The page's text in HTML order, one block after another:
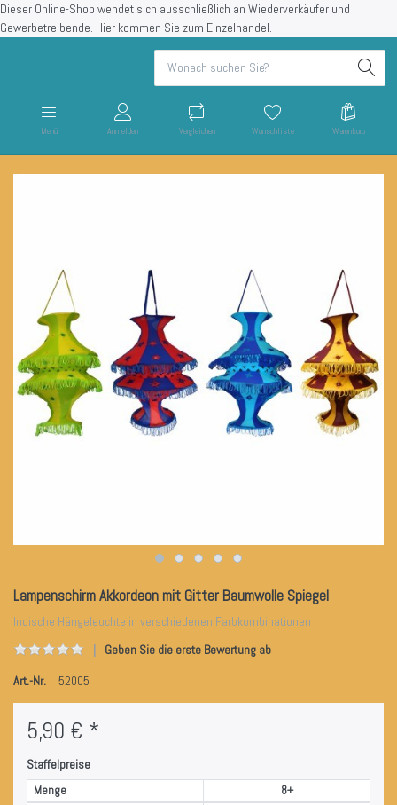
Dieser Online-Shop wendet sich ausschließlich an Wiederverkäufer und
Gewerbetreibende. Hier kommen Sie zum Einzelhandel.
Menü Anmelden Vergleichen Wunschliste Warenkorb
Lampenschirm Akkordeon mit Gitter Baumwolle Spiegel
Indische Hängeleuchte in verschiedenen Farbkombinationen
Geben Sie die erste Bewertung ab
Art.-Nr.
52005
5,90 € *
Staffelpreise
Menge
8+